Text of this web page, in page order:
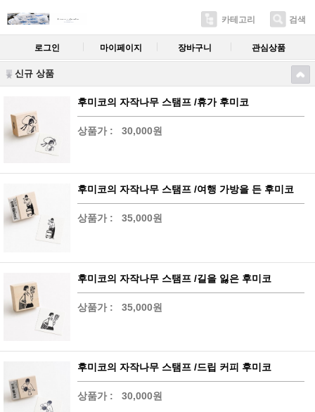
카테고리 검색
로그인 마이페이지 장바구니 관심상품
신규 상품
후미코의 자작나무 스탬프 /휴가 후미코
상품가 : 30,000원
후미코의 자작나무 스탬프 /여행 가방을 든 후미코
상품가 : 35,000원
후미코의 자작나무 스탬프 /길을 잃은 후미코
상품가 : 35,000원
후미코의 자작나무 스탬프 /드립 커피 후미코
상품가 : 30,000원